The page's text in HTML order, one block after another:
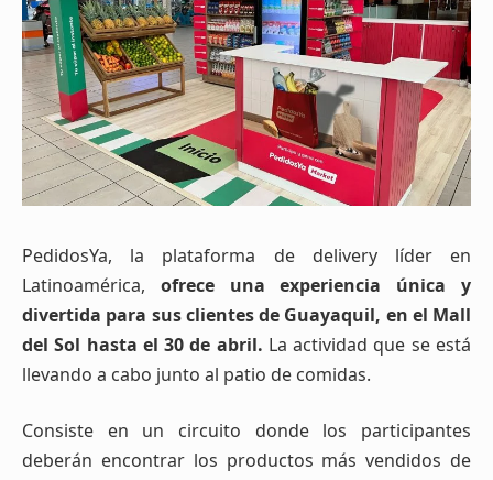
PedidosYa, la plataforma de delivery líder en
Latinoamérica, ofrece una experiencia única y
divertida para sus clientes de Guayaquil, en el Mall
del Sol hasta el 30 de abril. La actividad que se está
llevando a cabo junto al patio de comidas.
Consiste en un circuito donde los participantes
deberán encontrar los productos más vendidos de